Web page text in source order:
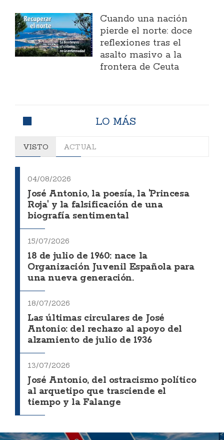
Cuando una nación
pierde el norte: doce
reflexiones tras el
asalto masivo a la
frontera de Ceuta
LO MÁS
VISTO ACTUAL
04/08/2026
José Antonio, la poesía, la 'Princesa
Roja' y la falsificación de una
biografía sentimental
15/07/2026
18 de julio de 1960: nace la
Organización Juvenil Española para
una nueva generación.
18/07/2026
Las últimas circulares de José
Antonio: del rechazo al apoyo del
alzamiento de julio de 1936
13/07/2026
José Antonio, del ostracismo político
al arquetipo que trasciende el
tiempo y la Falange